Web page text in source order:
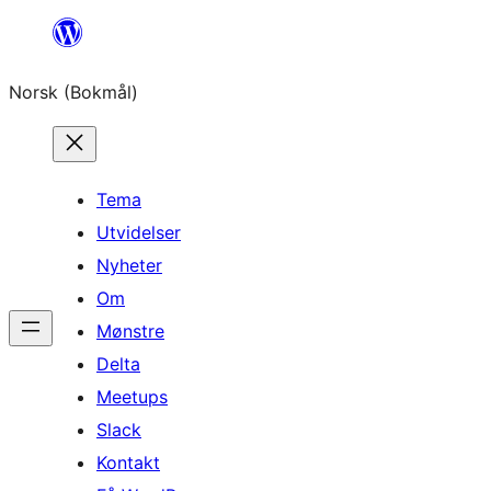
Hopp
innhold
Norsk (Bokmål)
Tema
Utvidelser
Nyheter
Om
Mønstre
Delta
Meetups
Slack
Kontakt